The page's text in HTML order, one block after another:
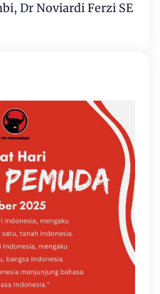
Dr Noviardi Ferzi SE